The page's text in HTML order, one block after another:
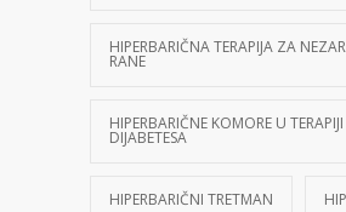
HIPERBARIČNA TERAPIJA ZA
RANE
HIPERBARIČNE KOMORE U TERAPIJI
DIJABETESA
HIPERBARIČNI TRETMAN